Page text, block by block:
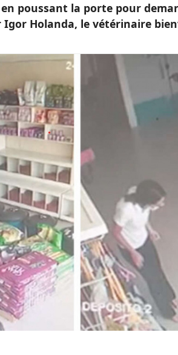
poussant la porte pour
Holanda, le vétérinaire